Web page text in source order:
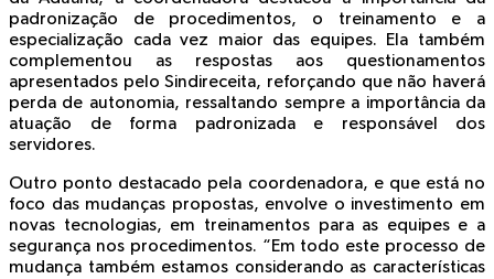
padronização de procedimentos, o treinamento e a
especialização cada vez maior das equipes. Ela também
complementou as respostas aos questionamentos
apresentados pelo Sindireceita, reforçando que não haverá
perda de autonomia, ressaltando sempre a importância da
atuação de forma padronizada e responsável dos
servidores.
Outro ponto destacado pela coordenadora, e que está no
foco das mudanças propostas, envolve o investimento em
novas tecnologias, em treinamentos para as equipes e a
segurança nos procedimentos. “Em todo este processo de
mudança também estamos considerando as características